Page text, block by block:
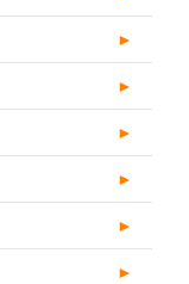
►
►
►
►
►
►